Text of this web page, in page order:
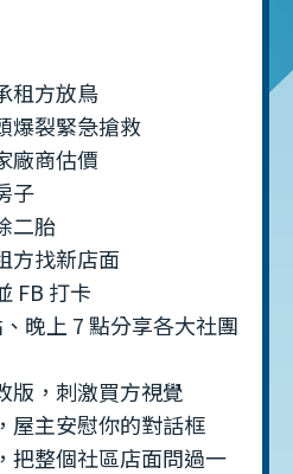
租方放鳥
爆裂緊急搶救
廠商估價
子
二胎
方找新店面
FB 打卡
晚上 7 點分享各大社團
版，刺激買方視覺
屋主安慰你的對話框
把整個社區店面問過一